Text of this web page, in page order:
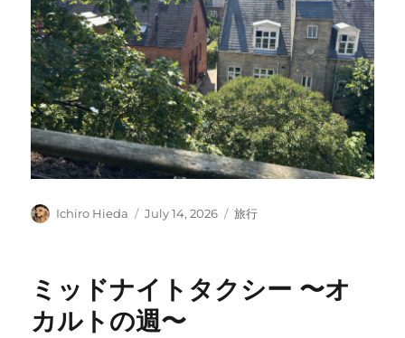
Author
Ichiro Hieda
Posted
July 14, 2026 Categories
旅行
ミッドナイトタクシー 〜オ
カルトの週〜